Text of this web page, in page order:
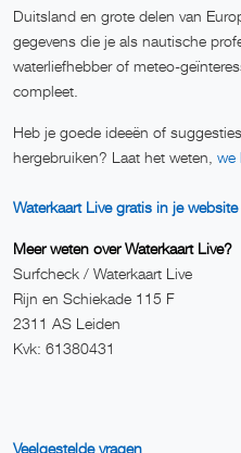
Duitsland en grote delen van
gegevens die je als nautische
waterliefhebber of meteo-
compleet.
Heb je goede ideeën of
hergebruiken? Laat het weten, we
Waterkaart Live gratis in je website
Meer weten over Waterkaart Live?
Surfcheck / Waterkaart Live
Rijn en Schiekade 115 F
2311 AS Leiden
Kvk: 61380431
Veelgestelde vragen